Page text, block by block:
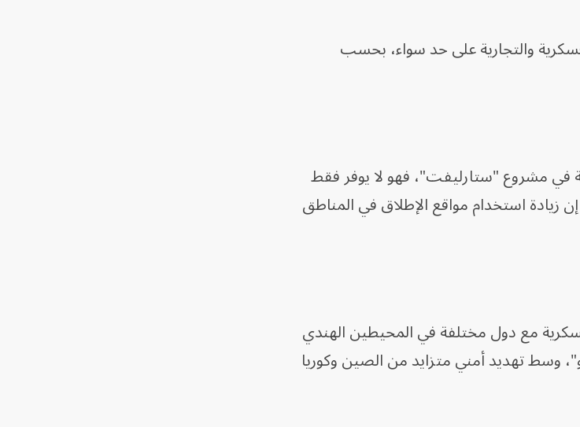
والتجارية على حد سواء، بحسب
في مشروع "ستارليفت"، فهو لا يوفر فقط
استخدام مواقع الإطلاق في المناطق
مع دول مختلفة في المحيطين الهندي
وسط تهديد أمني متزايد من الصين وكوريا